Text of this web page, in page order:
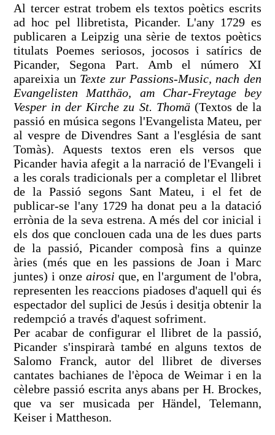
Al tercer estrat trobem els textos poètics escrits
ad hoc pel llibretista, Picander. L'any 1729 es
publicaren a Leipzig una sèrie de textos poètics
titulats Poemes seriosos, jocosos i satírics de
Picander, Segona Part. Amb el número XI
apareixia un Texte zur Passions-Music, nach den
Evangelisten Matthäo, am Char-Freytage bey
Vesper in der Kirche zu St. Thomä(Textos de la
passió en música segons l'Evangelista Mateu, per
al vespre de Divendres Sant a l'església de sant
Tomàs). Aquests textos eren els versos que
Picander havia afegit a la narració de l'Evangeli i
a les corals tradicionals per a completar el llibret
de la Passió segons Sant Mateu, i el fet de
publicar-se l'any 1729 ha donat peu a la datació
errònia de la seva estrena. A més del cor inicial i
els dos que conclouen cada una de les dues parts
de la passió, Picander composà fins a quinze
àries (més que en les passions de Joan i Marc
juntes) i onze airosi que, en l'argument de l'obra,
representen les reaccions piadoses d'aquell qui és
espectador del suplici de Jesús i desitja obtenir la
redempció a través d'aquest sofriment.
Per acabar de configurar el llibret de la passió,
Picander s'inspirarà també en alguns textos de
Salomo Franck, autor del llibret de diverses
cantates bachianes de l'època de Weimar i en la
cèlebre passió escrita anys abans per H. Brockes,
que va ser musicada per Händel, Telemann,
Keiser i Mattheson.